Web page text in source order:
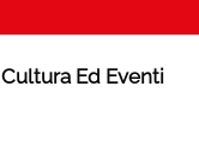
Cultura Ed Eventi